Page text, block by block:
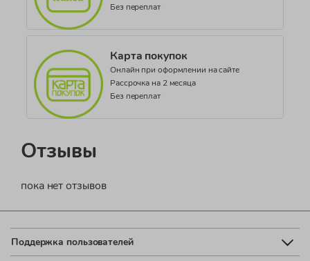
Без переплат
Карта покупок
Онлайн при оформлении на сайте
Рассрочка на 2 месяца
Без переплат
Отзывы
пока нет отзывов
Поддержка пользователей